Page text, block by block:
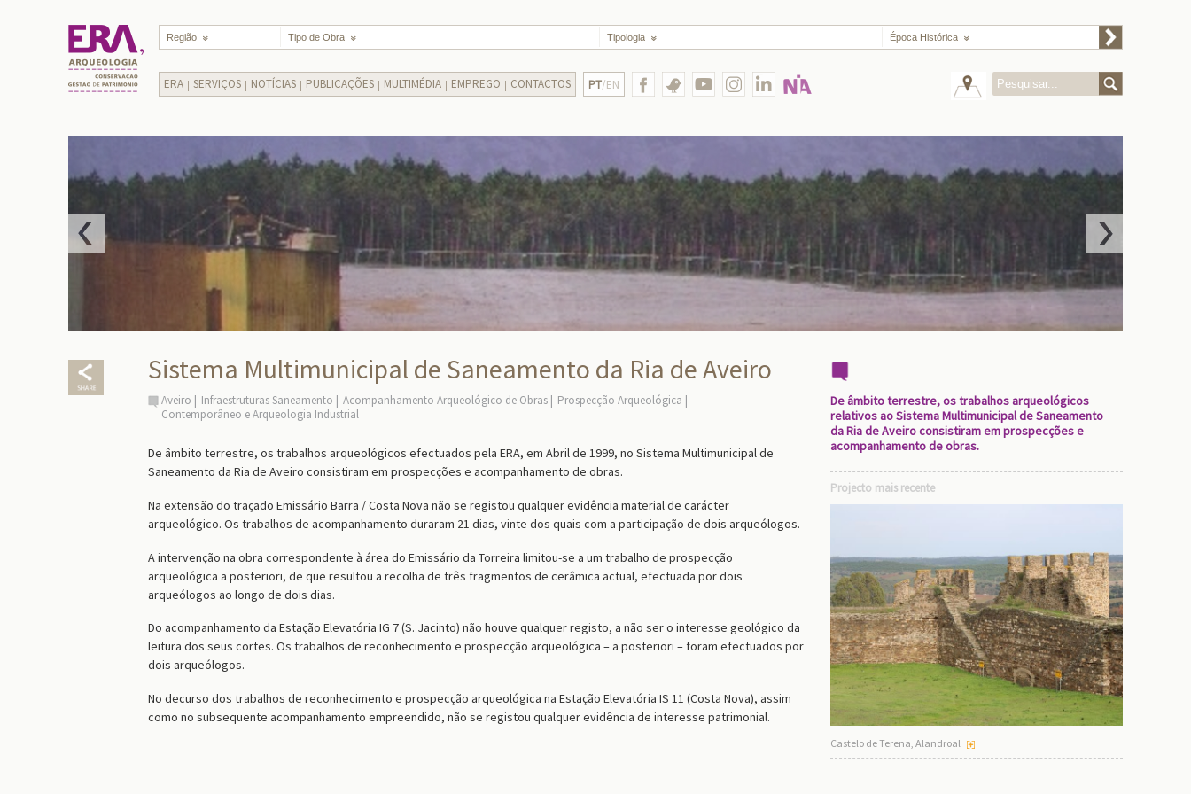
Região Tipo de Obra Tipologia Época Histórica
ERA SERVIÇOS NOTÍCIAS PUBLICAÇÕES MULTIMÉDIA EMPREGO CONTACTOS PT/EN
Sistema Multimunicipal de Saneamento da Ria de Aveiro
Aveiro Infraestruturas Saneamento Acompanhamento Arqueológico de Obras
Prospecção Arqueológica
Contemporâneo e Arqueologia Industrial
De âmbito terrestre, os trabalhos arqueológicos efectuados pela ERA, em Abril de 1999, no Sistema Multimunicipal de
Saneamento da Ria de Aveiro consistiram em prospecções e acompanhamento de obras.
Na extensão do traçado Emissário Barra / Costa Nova não se registou qualquer evidência material de carácter
arqueológico. Os trabalhos de acompanhamento duraram 21 dias, vinte dos quais com a participação de dois arqueólogos.
A intervenção na obra correspondente à área do Emissário da Torreira limitou-se a um trabalho de prospecção
arqueológica a posteriori, de que resultou a recolha de três fragmentos de cerâmica actual, efectuada por dois
arqueólogos ao longo de dois dias.
Do acompanhamento da Estação Elevatória IG 7 (S. Jacinto) não houve qualquer registo, a não ser o interesse geológico da
leitura dos seus cortes. Os trabalhos de reconhecimento e prospecção arqueológica – a posteriori – foram efectuados por
dois arqueólogos.
No decurso dos trabalhos de reconhecimento e prospecção arqueológica na Estação Elevatória IS 11 (Costa Nova), assim
como no subsequente acompanhamento empreendido, não se registou qualquer evidência de interesse patrimonial.
De âmbito terrestre, os trabalhos arqueológicos
relativos ao Sistema Multimunicipal de Saneamento
da Ria de Aveiro consistiram em prospecções e
acompanhamento de obras.
Projecto mais recente
Castelo de Terena, Alandroal